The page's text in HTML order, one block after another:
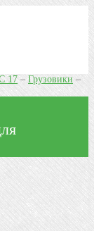
17– Грузовики –